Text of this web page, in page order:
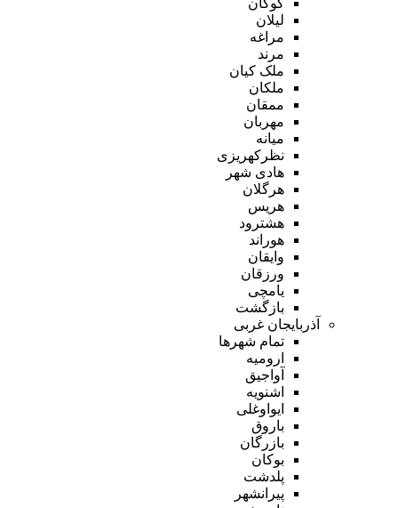
لیلان
مراغه
مرند
ملک کیان
ملکان
ممقان
مهربان
میانه
نظرکهریزی
هادی شهر
هرگلان
هریس
هشترود
هوراند
وایقان
ورزقان
یامچی
بازگشت
آذربایجان غربی
تمام شهر‌ها
ارومیه
آواجیق
اشنویه
ایواوغلی
باروق
بازرگان
بوکان
پلدشت
پیرانشهر